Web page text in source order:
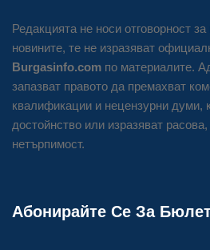
Редакцията не носи отговорност
новините, те не изразяват
Burgasinfo.com по материалите.
запазват правото да премахват
квалификации и нецензурни думи,
достойнство или изразяват
нетърпимост.
Абонирайте Се За